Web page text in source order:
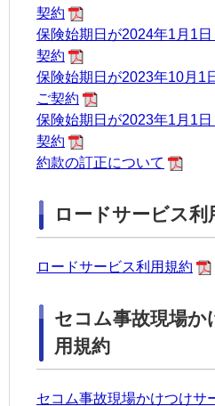
契約
保険始期日が2024年1月1
契約
保険始期日が2023年10月1
ご契約
保険始期日が2023年1月1
契約
約款の訂正について
ロードサービス利
ロードサービス利用規約
セコム事故現場か
用規約
セコム事故現場かけつけサ